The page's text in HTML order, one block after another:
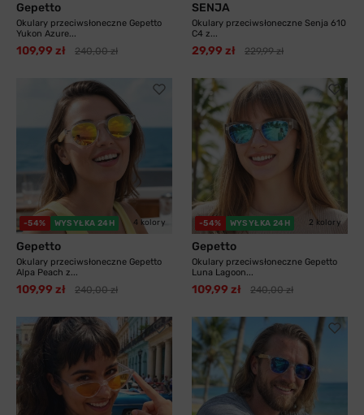
Gepetto
Okulary przeciwsłoneczne Gepetto
Yukon Azure...
109,99 zł 240,00 zł
SENJA
Okulary przeciwsłoneczne Senja 610
C4 z...
29,99 zł 229,99 zł
-54% WYSYŁKA 24H 4 kolory
Gepetto
Okulary przeciwsłoneczne Gepetto
Alpa Peach z...
109,99 zł 240,00 zł
-54% WYSYŁKA 24H 2 kolory
Gepetto
Okulary przeciwsłoneczne Gepetto
Luna Lagoon...
109,99 zł 240,00 zł